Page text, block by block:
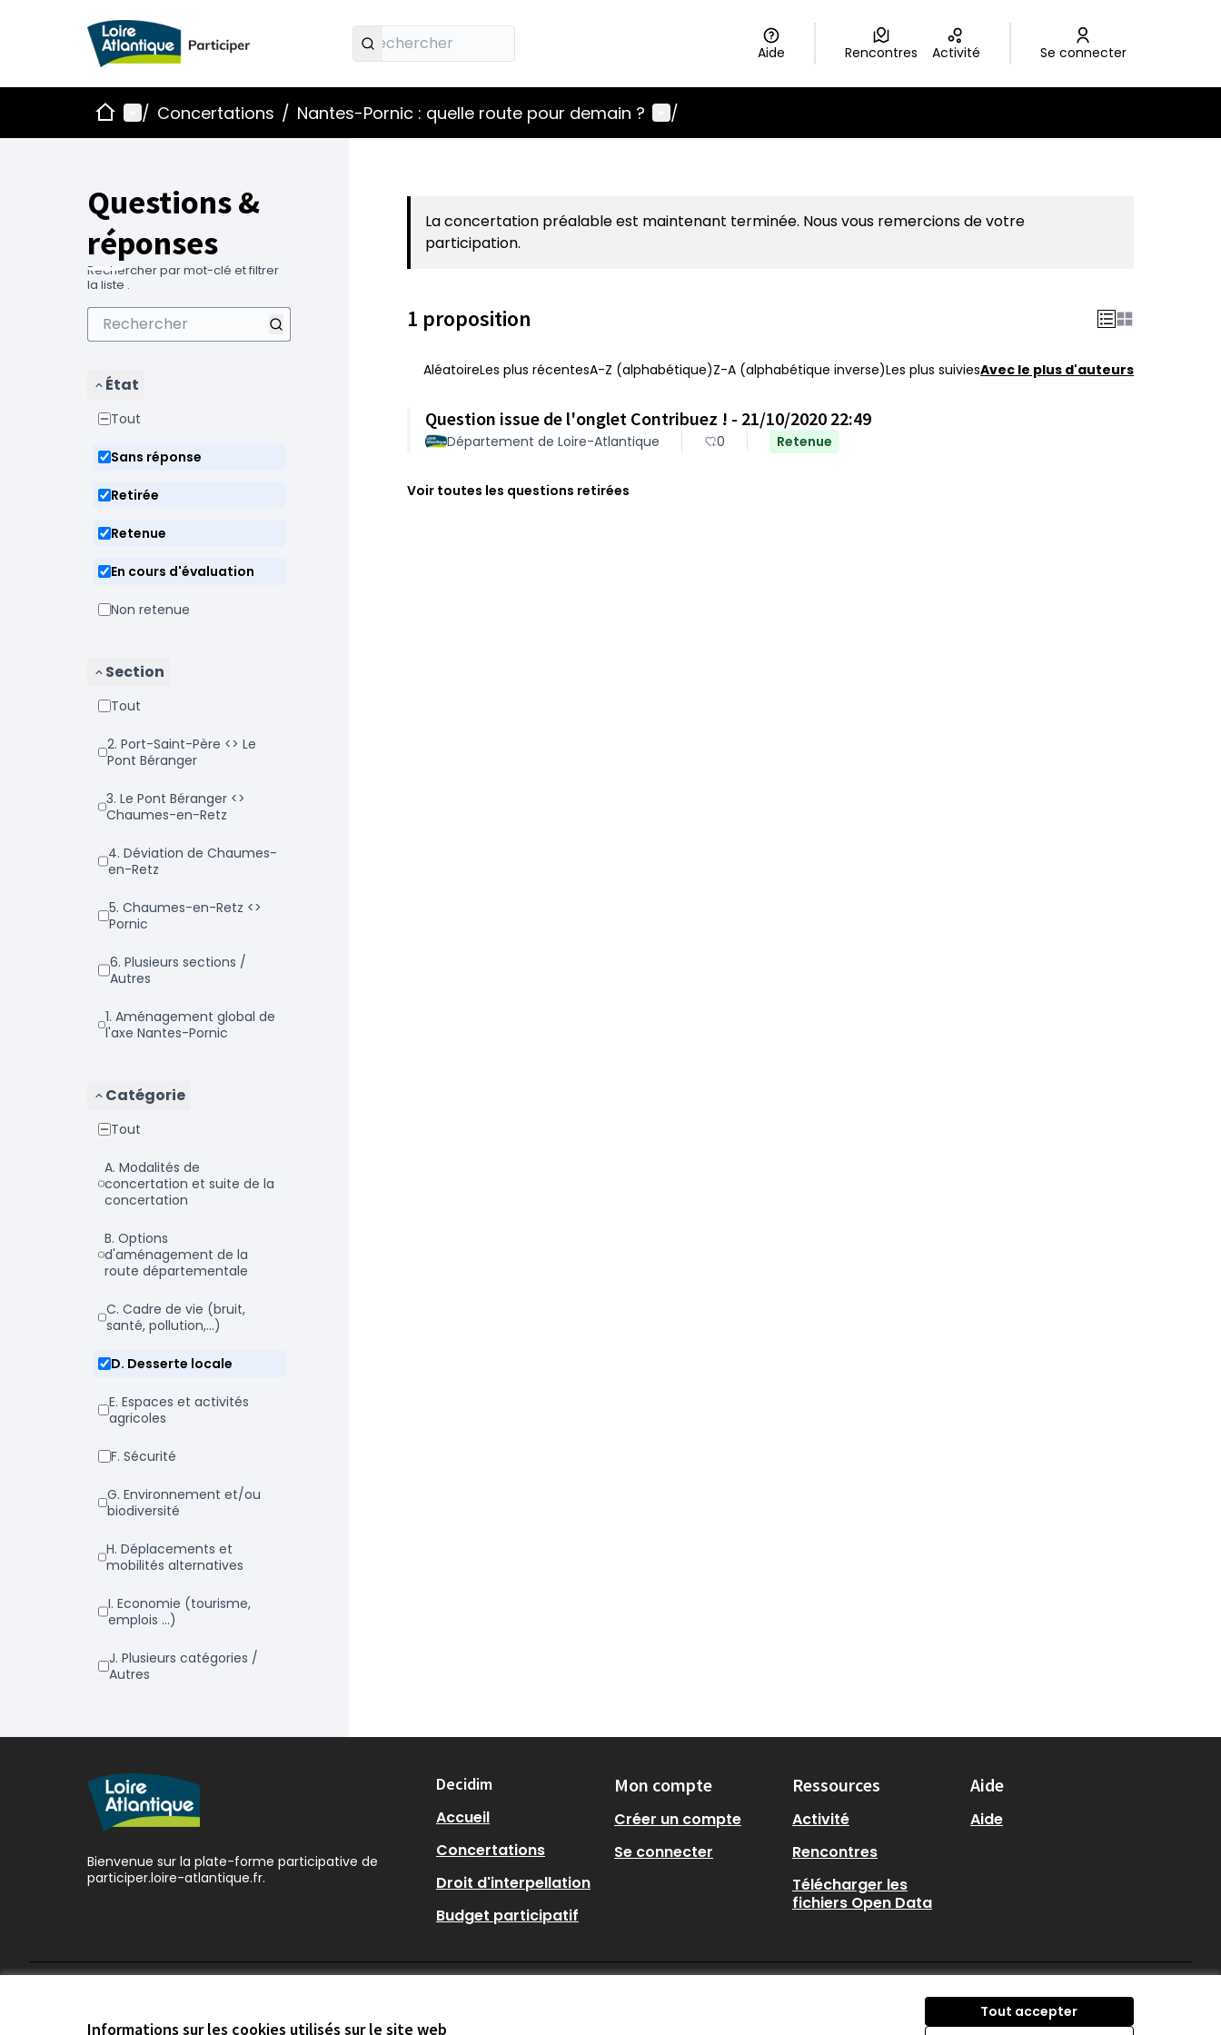
Informations sur les cookies utilisés sur le site web
Tout accepter
Aide Rencontres Activité Se connecter
AccueilMenu principal
/ Concertations / Nantes-Pornic : quelle route pour demain ? Menu utilisateur
/
Questions &
réponses
Rechercher par mot-clé et filtrer
la liste .
État
Tout
Sans réponse
Retirée
Retenue
En cours d'évaluation
Non retenue
Section
Tout
2. Port-Saint-Père <> Le
Pont Béranger
3. Le Pont Béranger <>
Chaumes-en-Retz
4. Déviation de Chaumes-
en-Retz
5. Chaumes-en-Retz <>
Pornic
6. Plusieurs sections /
Autres
1. Aménagement global de
l'axe Nantes-Pornic
Catégorie
Tout
a. Modalités de
concertation et suite de la
concertation
b. Options
d'aménagement de la
route départementale
c. Cadre de vie (bruit,
santé, pollution,...)
d. Desserte locale
e. Espaces et activités
agricoles
f. Sécurité
g. Environnement et/ou
biodiversité
h. Déplacements et
mobilités alternatives
i. Economie (tourisme,
emplois ...)
j. Plusieurs catégories /
Autres
La concertation préalable est maintenant terminée. Nous vous remercions de votre
participation.
1 proposition
AléatoireLes plus récentesA-Z (alphabétique)Z-A (alphabétique inverse)Les plus suiviesAvec le plus d'auteurs
Question issue de l'onglet Contribuez ! - 21/10/2020 22:49
Département de Loire-Atlantique 0 Retenue
Voir toutes les questions retirées
Bienvenue sur la plate-forme participative de
participer.loire-atlantique.fr.
Decidim
Accueil
Concertations
Droit d'interpellation
Budget participatif
Mon compte
Créer un compte
Se connecter
Ressources
Activité
Rencontres
Télécharger les
fichiers Open Data
Aide
Aide
(Nouvelle fenêtre)
(Nouvelle fenêtre)
(Nouvelle fenêtre)